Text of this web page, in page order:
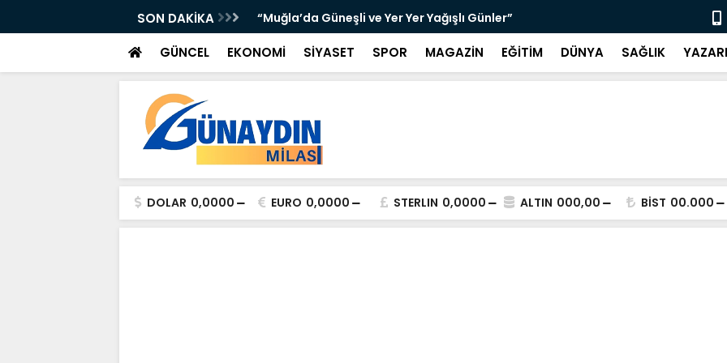
SON DAKİKA
ATTI: TORUNOĞULLARI VE OLTULU BİR “Muğla’da Güneşli ve Yer Yer Yağışlı Günler” “Sosyolog
GÜNCEL EKONOMİ SİYASET SPOR MAGAZİN EĞİTİM DÜNYA SAĞLIK
DOLAR 0,0000 EURO 0,0000 STERLIN 0,0000 ALTIN 000,00 BİST 00.000